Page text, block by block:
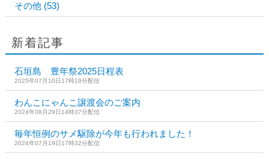
その他 (53)
新着記事
石垣島 豊年祭2025日程表
2025年07月10日17時19分配信
わんこにゃんこ譲渡会のご案内
2024年08月29日14時37分配信
毎年恒例のサメ駆除が今年も行われました！
2024年07月19日17時32分配信